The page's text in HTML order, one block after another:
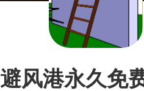
避风港永久免